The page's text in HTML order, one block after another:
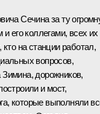
Сечина за ту
его коллегами, всех их
на станции работал,
вопросов,
Зимина, дорожников,
и мост,
которые выполняли